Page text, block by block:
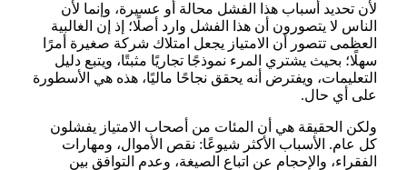
لأن تحديد أسباب هذا الفشل محالة أو عسيرة، وإنما لأن
الناس لا يتصورون أن هذا الفشل وارد أصلًا؛ إذ إن الغالبية
العظمى تتصور أن الامتياز يجعل امتلاك شركة صغيرة أمرًا
سهلًا؛ بحيث يشتري المرء نموذجًا تجاريًا مثبتًا، ويتبع دليل
التعليمات، ويفترض أنه يحقق نجاحًا ماليًا، هذه هي الأسطورة
على أي حال.
ولكن الحقيقة هي أن المئات من أصحاب الامتياز يفشلون
كل عام. الأسباب الأكثر شيوعًا: نقص الأموال، ومهارات
الفقراء، والإحجام عن اتباع الصيغة، وعدم التوافق بين